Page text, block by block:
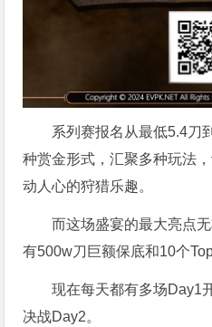
系列赛报名从最低5.4刀
种赏金形式，汇聚多种玩法
动人心的狩猎乐趣。
而这场盛宴的最大亮点
有500w刀巨额保底和10个
现在每天都有多场Day1
决战Day2。